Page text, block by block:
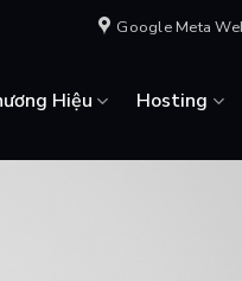
Google Meta
Hiệu Hosting